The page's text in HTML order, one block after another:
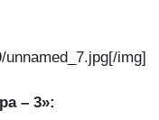
img]
– 3»: